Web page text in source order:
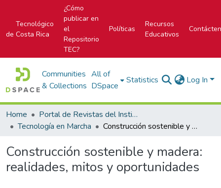
Tecnológico
de Costa Rica
¿Cómo
publicar en
el
Repositorio
TEC?
Políticas
Recursos
Educativos
Communities
& Collections
All of
DSpace
Statistics Log In
Home
Portal de Revistas del Instituto Tecnológico de Costa Rica
Tecnología en Marcha
Construcción sostenible y madera: realidades, mitos y oportunidades
Construcción sostenible y madera:
realidades, mitos y oportunidades